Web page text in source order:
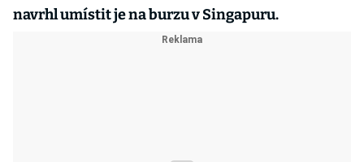
navrhl umístit je na burzu v Singapuru.